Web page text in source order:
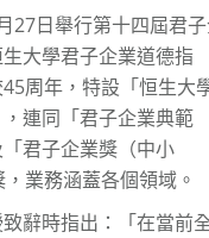
27日舉行第十四屆君
大學君子企業道德指
周年，特設「恒生大
連同「君子企業典範
君子企業獎（中小
業務涵蓋各個領域。
辭時指出：「在當前